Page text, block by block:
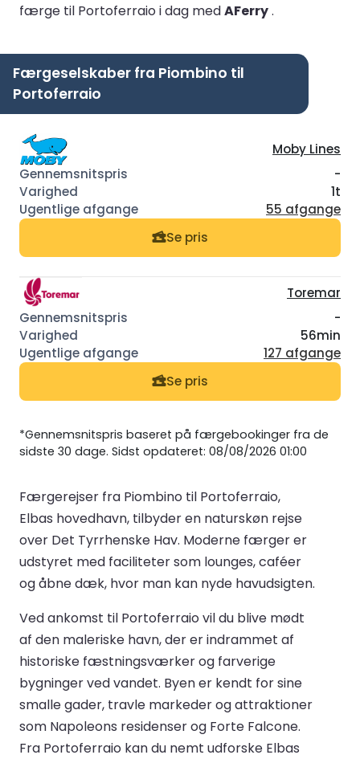
færge til Portoferraio i dag medAFerry.
Færgeselskaber fra Piombino til
Portoferraio
Moby Lines
-
1t
55 afgange
Se pris
Toremar
-
56min
127 afgange
Se pris
*Gennemsnitspris baseret på færgebookinger fra de
sidste 30 dage. Sidst opdateret: 08/08/2026 01:00
Færgerejser fra Piombino til Portoferraio,
Elbas hovedhavn, tilbyder en naturskøn rejse
over Det Tyrrhenske Hav. Moderne færger er
udstyret med faciliteter som lounges, caféer
og åbne dæk, hvor man kan nyde havudsigten.
Ved ankomst til Portoferraio vil du blive mødt
af den maleriske havn, der er indrammet af
historiske fæstningsværker og farverige
bygninger ved vandet. Byen er kendt for sine
smalle gader, travle markeder og attraktioner
som Napoleons residenser og Forte Falcone.
Fra Portoferraio kan du nemt udforske Elbas